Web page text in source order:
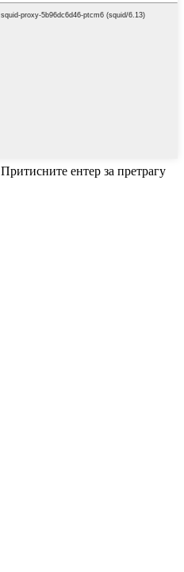
Притисните ентер за претрагу